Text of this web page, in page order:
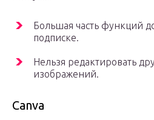
Большая часть функций
подписке.
Нельзя редактировать
изображений.
Canva